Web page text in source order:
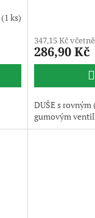
(1 ks)
347,15 Kč
286,90 Kč
DUŠE s
gumovým